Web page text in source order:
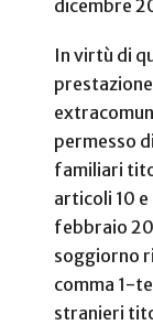
dicembre
In virtù di
permesso
familiari
articoli 10
febbraio
soggiorno
comma 1-
stranieri